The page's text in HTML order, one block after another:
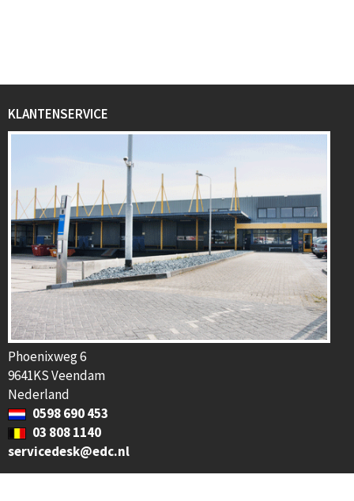
KLANTENSERVICE
Phoenixweg 6
9641KS Veendam
Nederland
0598 690 453
03 808 1140
servicedesk@edc.nl